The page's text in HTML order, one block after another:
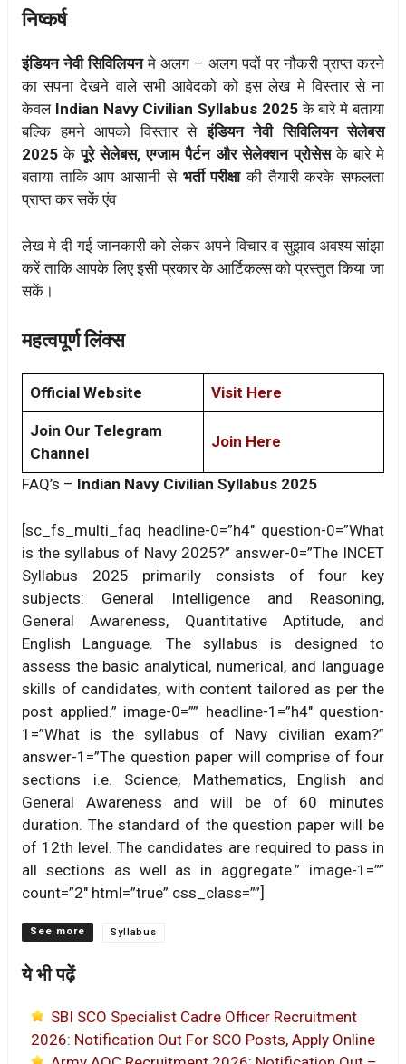
निष्कर्ष
इंडियन नेवी सिविलियनमे अलग – अलग पदों पर नौकरी प्राप्त करने
का सपना देखने वाले सभी आवेदको को इस लेख मे विस्तार से ना
केवल Indian Navy Civilian Syllabus 2025के बारे मे बताया
बल्कि हमने आपको विस्तार सेइंडियन नेवी सिविलियन सेलेबस
2025केपूूरे सेलेबस, एग्जाम पैर्टन और सेलेक्शन प्रोसेसके बारे मे
बताया ताकि आप आसानी से भर्ती परीक्षाकी तैयारी करके सफलता
प्राप्त कर सकें एंव
लेख मे दी गई जानकारी को लेकर अपने विचार व सुझाव अवश्य सांझा
करें ताकि आपके लिए इसी प्रकार के आर्टिकल्स को प्रस्तुत किया जा
सकें।
महत्वपूर्ण लिंक्स
Official Website Visit Here
Join Our Telegram
Channel
Join Here
FAQ’s – Indian Navy Civilian Syllabus 2025
[sc_fs_multi_faq headline-0=”h4″ question-0=”What
is the syllabus of Navy 2025?” answer-0=”The INCET
Syllabus 2025 primarily consists of four key
subjects: General Intelligence and Reasoning,
General Awareness, Quantitative Aptitude, and
English Language. The syllabus is designed to
assess the basic analytical, numerical, and language
skills of candidates, with content tailored as per the
post applied.” image-0=”” headline-1=”h4″ question-
1=”What is the syllabus of Navy civilian exam?”
answer-1=”The question paper will comprise of four
sections i.e. Science, Mathematics, English and
General Awareness and will be of 60 minutes
duration. The standard of the question paper will be
of 12th level. The candidates are required to pass in
all sections as well as in aggregate.” image-1=””
count=”2″ html=”true” css_class=””]
Categories Syllabus
ये भी पढ़ें
SBI SCO Specialist Cadre Officer Recruitment
2026: Notification Out For SCO Posts, Apply Online